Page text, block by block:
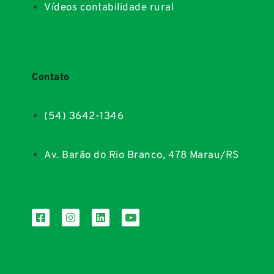
Vídeos contabilidade rural
Contato
(54) 3642-1346
Av. Barão do Rio Branco, 478 Marau/RS